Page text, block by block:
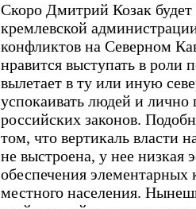
Скоро Дмитрий Козак
кремлевской
конфликтов на Северном
нравится выступать в роли
вылетает в ту или иную
успокаивать людей и лично
российских законов.
том, что вертикаль власти
не выстроена, у нее низкая
обеспечения
местного населения.